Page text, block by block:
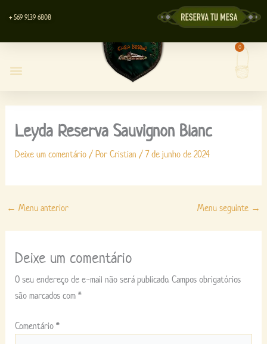
para
o
+ 569 9139 6808
0
Leyda Reserva Sauvignon Blanc
Deixe um comentário / PorCristian/7 de junho de 2024
← Menu anterior Menu seguinte →
Deixe um comentário
O seu endereço de e-mail não será publicado. Campos obrigatórios
são marcados com*
Comentário*